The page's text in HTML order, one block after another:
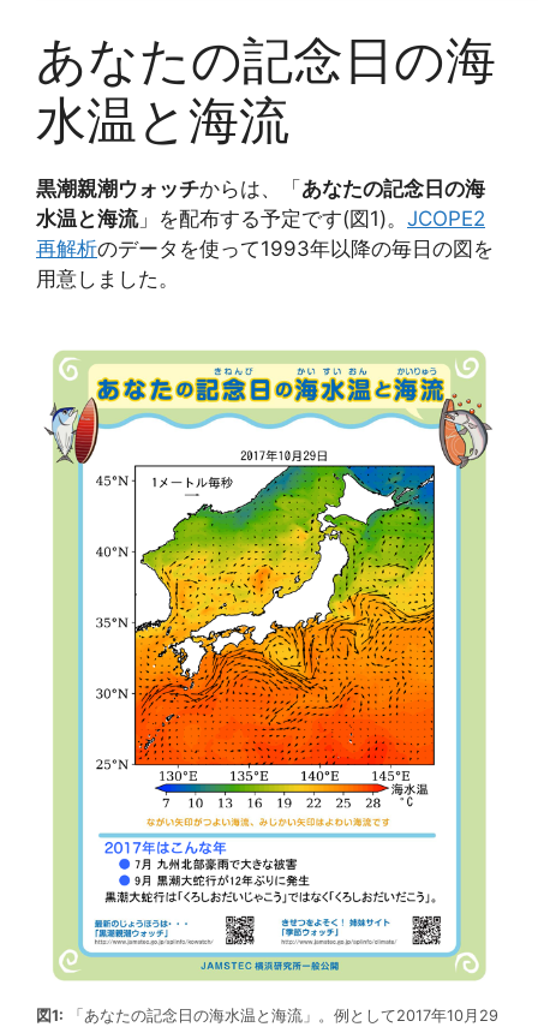
あなたの記念日の海
水温と海流
黒潮親潮ウォッチからは、「 あなたの記念日の海
水温と海流」を配布する予定です(図1)。 JCOPE2
再解析のデータを使って1993年以降の毎日の図を
用意しました。
図1: 「あなたの記念日の海水温と海流」。例として2017年10月29